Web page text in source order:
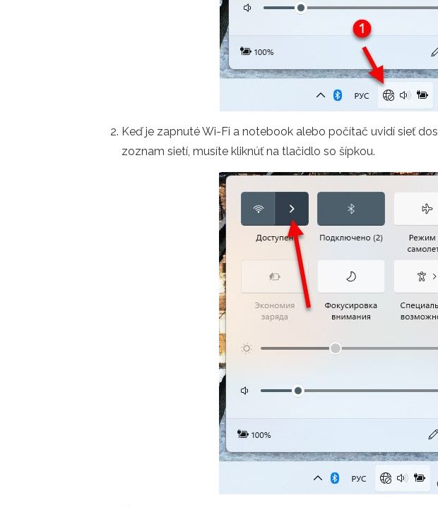
Keď je zapnuté Wi-Fi a notebook alebo počítač uvidí sieť
zoznam sietí, musíte kliknúť na tlačidlo so šípkou.